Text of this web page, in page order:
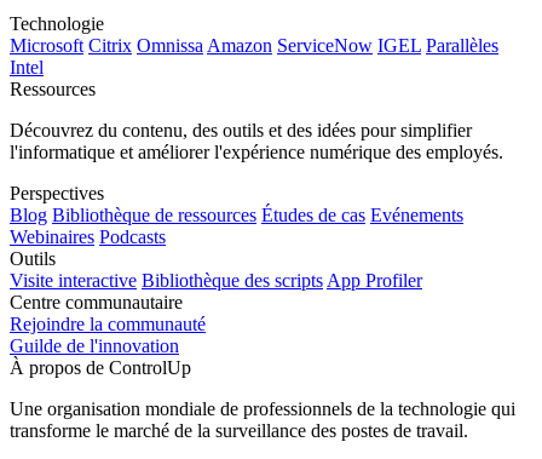
Technologie
Microsoft Citrix Omnissa Amazon ServiceNow IGEL Parallèles
Intel
Ressources
Découvrez du contenu, des outils et des idées pour simplifier
l'informatique et améliorer l'expérience numérique des employés.
Perspectives
Blog Bibliothèque de ressources Études de cas Evénements
Webinaires Podcasts
Outils
Visite interactive Bibliothèque des scripts App Profiler
Centre communautaire
Rejoindre la communauté
Guilde de l'innovation
À propos de ControlUp
Une organisation mondiale de professionnels de la technologie qui
transforme le marché de la surveillance des postes de travail.